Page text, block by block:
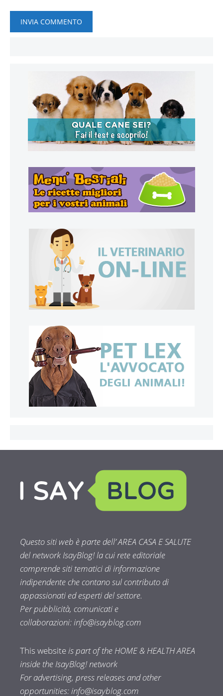
Questo siti web è parte dell’ AREA CASA E SALUTE
del network IsayBlog! la cui rete editoriale
comprende siti tematici di informazione
indipendente che contano sul contributo di
appassionati ed esperti del settore.
Per pubblicità, comunicati e
collaborazioni:info@isayblog.com
This websiteis part of the HOME & HEALTH AREA
inside the IsayBlog! network
For advertising, press releases and other
opportunities:info@isayblog.com